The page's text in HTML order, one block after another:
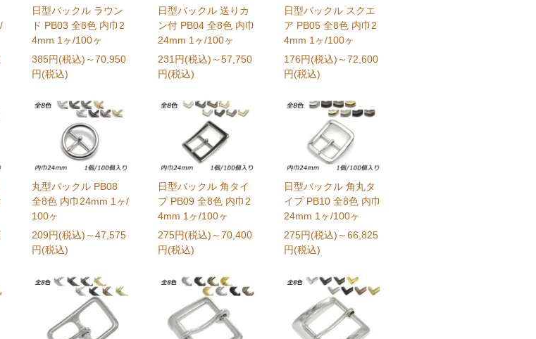
日型バックル ラウン
ド PB03 全8色 内巾2
4mm 1ヶ/100ヶ
385円(税込) ～70,950
円(税込)
日型バックル 送りカ
ン付 PB04 全8色 内巾
24mm 1ヶ/100ヶ
231円(税込) ～57,750
円(税込)
日型バックル スクエ
ア PB05 全8色 内巾2
4mm 1ヶ/100ヶ
176円(税込) ～72,600
円(税込)
丸型バックル PB08
全8色 内巾24mm 1ヶ/
100ヶ
209円(税込) ～47,575
円(税込)
日型バックル 角タイ
プ PB09 全8色 内巾2
4mm 1ヶ/100ヶ
275円(税込) ～70,400
円(税込)
日型バックル 角丸タ
イプ PB10 全8色 内巾
24mm 1ヶ/100ヶ
275円(税込) ～66,825
円(税込)